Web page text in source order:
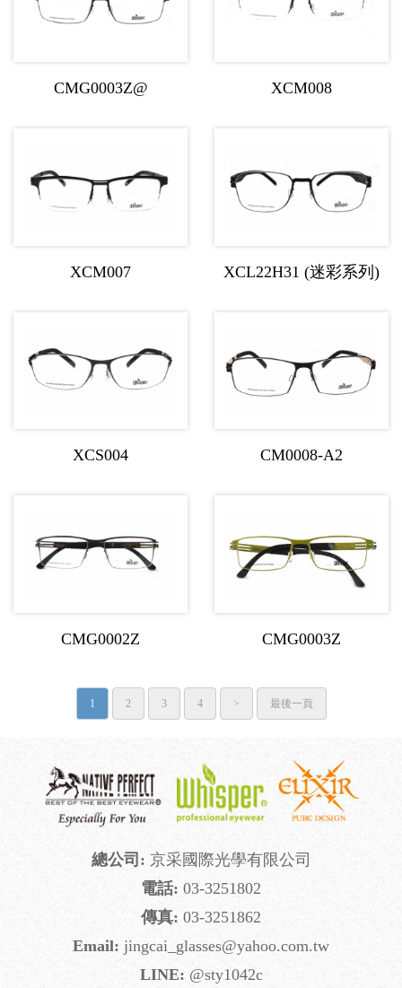
CMG0003Z@ XCM008
XCM007 XCL22H31 (迷彩系列)
XCS004 CM0008-A2
CMG0002Z CMG0003Z
1 2 3 4 > 最後一頁
總公司 : 京采國際光學有限公司
電話: 03-3251802
傳真: 03-3251862
Email: jingcai_glasses@yahoo.com.tw
LINE: @sty1042c